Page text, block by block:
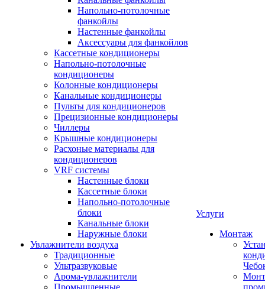
Напольно-потолочные
фанкойлы
Настенные фанкойлы
Аксессуары для фанкойлов
Кассетные кондиционеры
Напольно-потолочные
кондиционеры
Колонные кондиционеры
Канальные кондиционеры
Пульты для кондиционеров
Прецизионные кондиционеры
Чиллеры
Крышные кондиционеры
Расхоные материалы для
кондиционеров
VRF системы
Настенные блоки
Кассетные блоки
Напольно-потолочные
блоки
Канальные блоки
Наружные блоки
Увлажнители воздуха
Традиционные
Ультразвуковые
Арома-увлажнители
Промышленныe
Услуги
Монтаж